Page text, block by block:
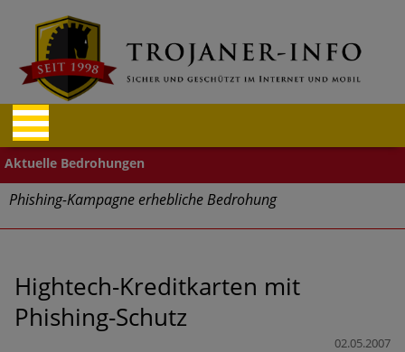
Phishing-Kampagne erhebliche Bedrohung
Identitätsdiebstahl
Exponentiell wachsende Risiken, eine immer
unübersichtlichere Cyber-Bedrohungslage – was CISOs jetzt
Hightech-Kreditkarten mit
Phishing-Schutz
02.05.2007